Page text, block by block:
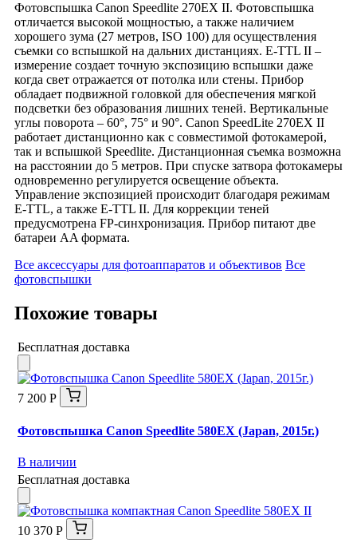
Фотовспышка Canon Speedlite 270EX II. Фотовспышка
отличается высокой мощностью, а также наличием
хорошего зума (27 метров, ISO 100) для осуществления
съемки со вспышкой на дальних дистанциях. E-TTL II –
измерение создает точную экспозицию вспышки даже
когда свет отражается от потолка или стены. Прибор
обладает подвижной головкой для обеспечения мягкой
подсветки без образования лишних теней. Вертикальные
углы поворота – 60°, 75° и 90°. Canon SpeedLite 270EX II
работает дистанционно как с совместимой фотокамерой,
так и вспышкой Speedlite. Дистанционная съемка возможна
на расстоянии до 5 метров. При спуске затвора фотокамеры
одновременно регулируется освещение объекта.
Управление экспозицией происходит благодаря режимам
E-TTL, а также E-TTL II. Для коррекции теней
предусмотрена FP-синхронизация. Прибор питают две
батареи AA формата.
Все аксессуары для фотоаппаратов и объективов Все
фотовспышки
Похожие товары
Бесплатная доставка
7 200 Р
Фотовспышка Canon Speedlite 580EX (Japan, 2015г.)
В наличии
Бесплатная доставка
10 370 Р